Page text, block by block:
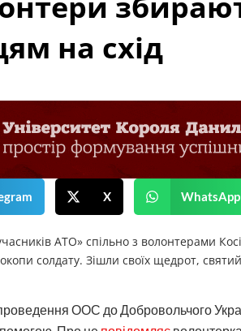
на схід
X WhatsApp
АТО» спільно з волонтерами
окопи солдату. Зішли своїх щедрот,
ООС до Добровольчого